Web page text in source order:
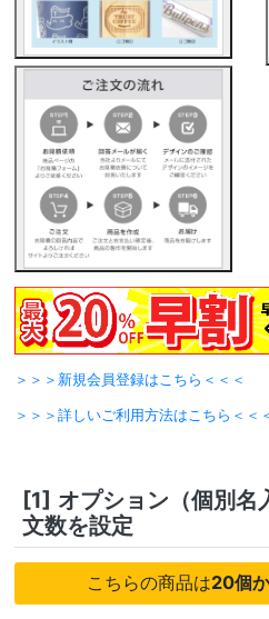
＞＞＞新規会員登録はこちら＜＜＜
＞＞＞詳しいご利用方法はこちら＜＜
[1] オプション（個別
文数を設定
こちらの商品は20個